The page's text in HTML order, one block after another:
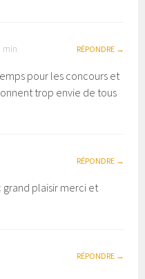
min RÉPONDRE
pour les concours et
trop envie de tous
RÉPONDRE
plaisir merci et
RÉPONDRE